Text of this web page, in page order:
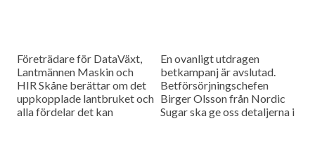
Företrädare för DataVäxt,
Lantmännen Maskin och
HIR Skåne berättar om det
uppkopplade lantbruket och
alla fördelar det kan
En ovanligt utdragen
betkampanj är avslutad.
Betförsörjningschefen
Birger Olsson från Nordic
Sugar ska ge oss detaljerna i